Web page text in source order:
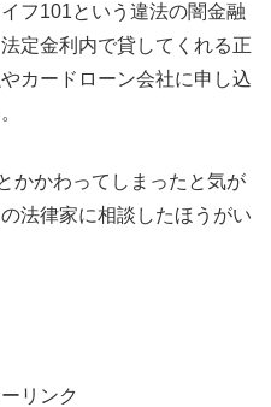
フ101という違法の闇金融
定金利内で貸してくれる正
カードローン会社に申し込
かかわってしまったと気が
法律家に相談したほうがい
リンク